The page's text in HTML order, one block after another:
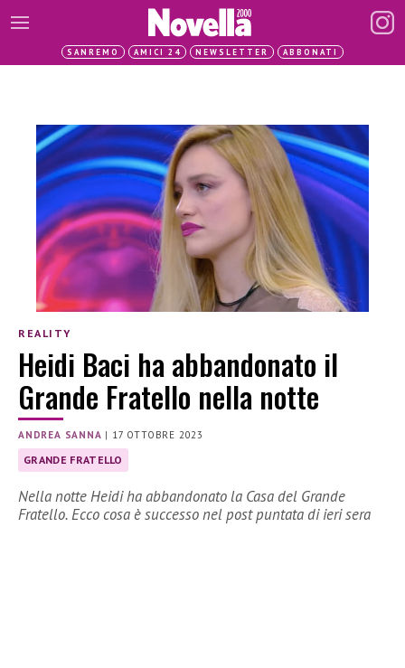
SANREMO AMICI 24 NEWSLETTER ABBONATI
REALITY
Heidi Baci ha abbandonato il
Grande Fratello nella notte
ANDREA SANNA | 17 OTTOBRE 2023
GRANDE FRATELLO
Nella notte Heidi ha abbandonato la Casa del Grande
Fratello. Ecco cosa è successo nel post puntata di ieri sera